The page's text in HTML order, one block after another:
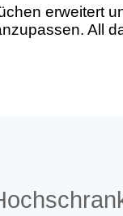
erweitert
All